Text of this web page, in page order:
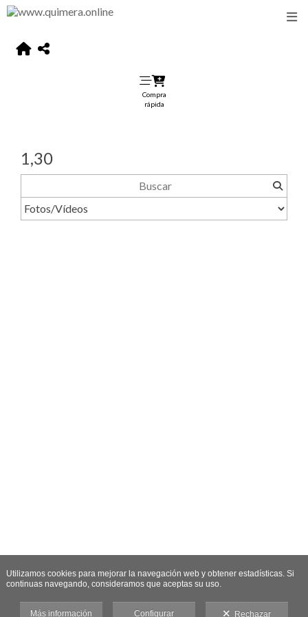
Compra
rápida
1,30
Utilizamos cookies para mejorar la navegación web y obtener estadísticas. Si
continuas navegando, consideramos que aceptas su uso.
Más información Configurar Rechazar